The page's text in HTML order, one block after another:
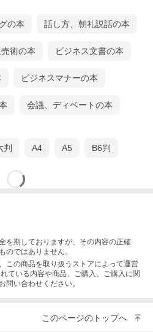
の本 話し方、朝礼説話の本
術の本 ビジネス文書の本
ビジネスマナーの本
会議、ディベートの本
判 A4 A5 B6判
を期しておりますが、その内容の正確
のではありません。
この商品を取り扱うストアによって運営
ている内容や商品、ご購入 、ご購入に関
問い合わせください。
このページのトップへ